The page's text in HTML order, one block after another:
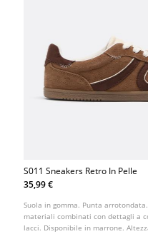
S011 Sneakers Retro In Pelle
35,99 €
Suola in gomma. Punta
materiali combinati con dettagli a
lacci. Disponibile in marrone.